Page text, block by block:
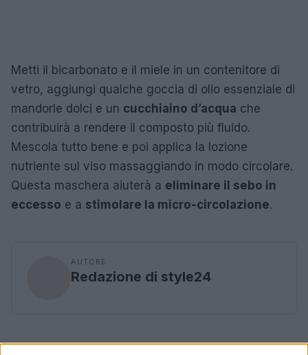
Metti il bicarbonato e il miele in un contenitore di
vetro, aggiungi qualche goccia di olio essenziale di
mandorle dolci e un cucchiaino d’acqua che
contribuirà a rendere il composto più fluido.
Mescola tutto bene e poi applica la lozione
nutriente sul viso massaggiando in modo circolare.
Questa maschera aiuterà a eliminare il sebo in
eccesso e a stimolare la micro-circolazione.
AUTORE
Redazione di style24